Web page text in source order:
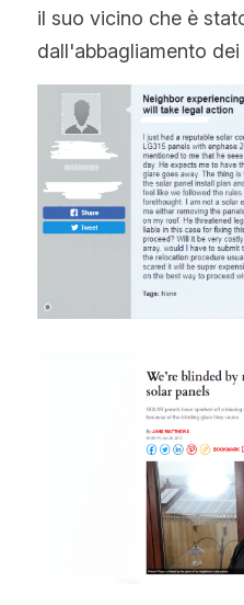
il suo vicino che è
dall'abbagliamento dei